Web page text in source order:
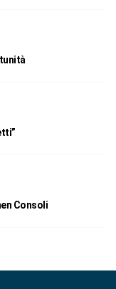
Consoli